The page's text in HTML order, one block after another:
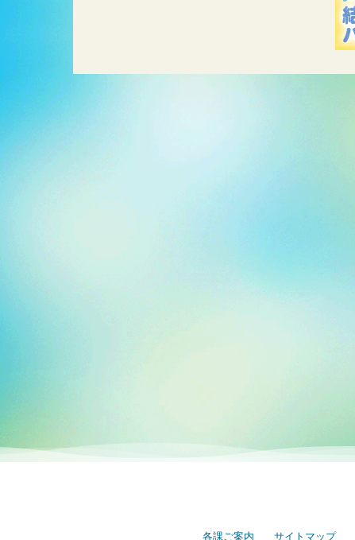
各課ご案内 サイトマップ